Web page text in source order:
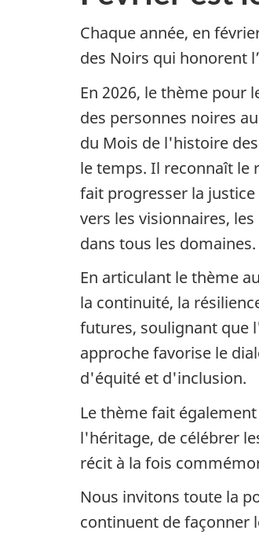
u
d
u
s
e
—
M
o
s
d
e
Noirs
Chaque année, en
des Noirs qui honorent
En 2026, le thème pour
des personnes noires
du Mois de l'histoire
le temps. Il reconnaît le
fait progresser la
vers les visionnaires,
dans tous les domaines.
En articulant le thème
la continuité, la
futures, soulignant que
approche favorise le
d'équité et d'inclusion.
Le thème fait
l'héritage, de célébrer
récit à la fois
Nous invitons toute la
continuent de façonner